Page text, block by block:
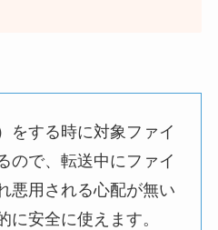
をする時に対象ファイ
ので、転送中にファイ
悪用される心配が無い
に安全に使えます。